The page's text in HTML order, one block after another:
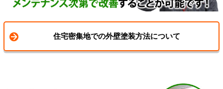
住宅密集地での外壁塗装方法について